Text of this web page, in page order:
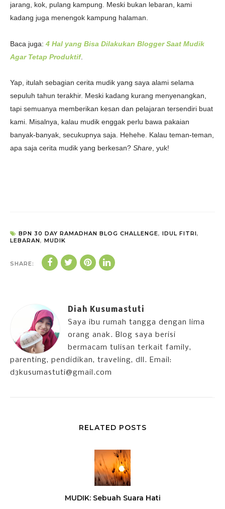
jarang, kok, pulang kampung. Meski bukan lebaran, kami
kadang juga menengok kampung halaman.
Baca juga: 4 Hal yang Bisa Dilakukan Blogger Saat Mudik
Agar Tetap Produktif.
Yap, itulah sebagian cerita mudik yang saya alami selama
sepuluh tahun terakhir. Meski kadang kurang menyenangkan,
tapi semuanya memberikan kesan dan pelajaran tersendiri buat
kami. Misalnya, kalau mudik enggak perlu bawa pakaian
banyak-banyak, secukupnya saja. Hehehe. Kalau teman-teman,
apa saja cerita mudik yang berkesan? Share , yuk!
BPN 30 DAY RAMADHAN BLOG CHALLENGE, IDUL FITRI,
LEBARAN, MUDIK
SHARE:
Diah Kusumastuti
Saya ibu rumah tangga dengan lima
orang anak. Blog saya berisi
bermacam tulisan terkait family,
parenting, pendidikan, traveling, dll. Email:
d3kusumastuti@gmail.com
RELATED POSTS
MUDIK: Sebuah Suara Hati